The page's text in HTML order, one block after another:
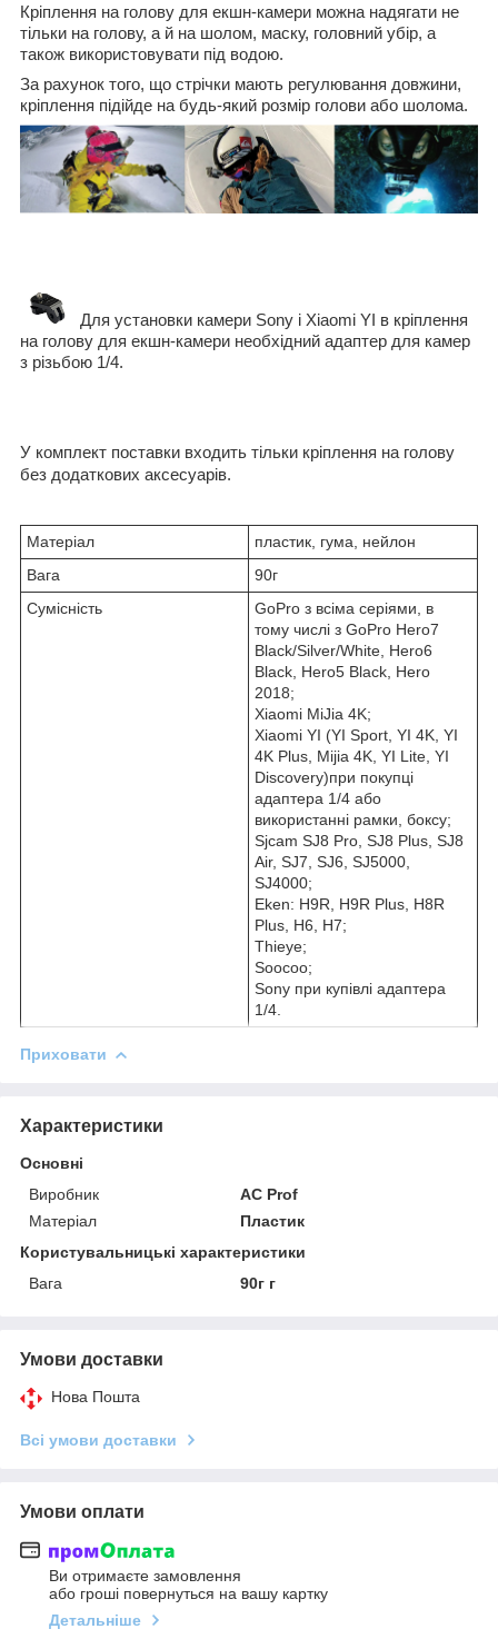
Кріплення на голову для екшн-камери можна надягати не
тільки на голову, а й на шолом, маску, головний убір, а
також використовувати під водою.
За рахунок того, що стрічки мають регулювання довжини,
кріплення підійде на будь-який розмір голови або шолома.
Для установки камери Sony і Xiaomi YI в кріплення
на голову для екшн-камери необхідний адаптер для камер
з різьбою 1/4.
У комплект поставки входить тільки кріплення на голову
без додаткових аксесуарів.
Матеріал
пластик, гума, нейлон
Вага
90г
Сумісність
GoPro з всіма серіями, в
тому числі з GoPro Hero7
Black/Silver/White, Hero6
Black, Hero5 Black, Hero
2018;
Xiaomi MiJia 4K;
Xiaomi YI (YI Sport, YI 4K, YI
4K Plus, Mijia 4K, YI Lite, YI
Discovery)при покупці
адаптера 1/4 або
використанні рамки, боксу;
Sjcam SJ8 Pro, SJ8 Plus, SJ8
Air, SJ7, SJ6, SJ5000,
SJ4000;
Eken: H9R, H9R Plus, H8R
Plus, H6, H7;
Thieye;
Soocoo;
Sony при купівлі адаптера
1/4.
Приховати
Характеристики
Основні
Виробник
AC Prof
Матеріал
Пластик
Користувальницькі характеристики
Вага
90г г
Умови доставки
Нова Пошта
Всі умови доставки
Умови оплати
Ви отримаєте замовлення
або гроші повернуться на вашу картку
Детальніше